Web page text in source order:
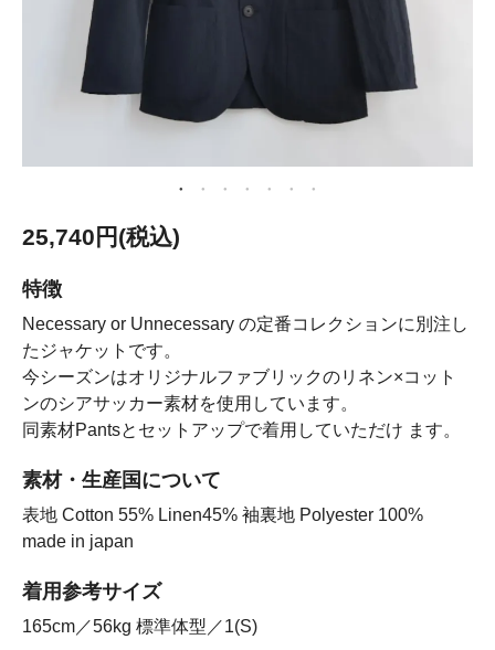
25,740円(税込)
特徴
Necessary or Unnecessary の定番コレクションに別注し
たジャケットです。
今シーズンはオリジナルファブリックのリネン×コット
ンのシアサッカー素材を使用しています。
同素材Pantsとセットアップで着用していただけ ます。
素材・生産国について
表地 Cotton 55% Linen45% 袖裏地 Polyester 100%
made in japan
着用参考サイズ
165cm／56kg 標準体型／1(S)